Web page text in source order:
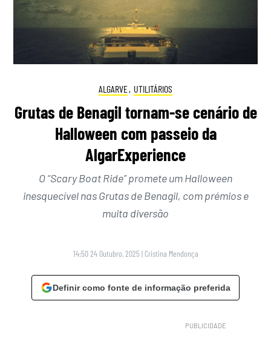
ALGARVE, UTILITÁRIOS
Grutas de Benagil tornam-se cenário de
Halloween com passeio da
AlgarExperience
O “Scary Boat Ride” promete um Halloween
inesquecível nas Grutas de Benagil, com prémios e
muita diversão
14:50 24 Outubro, 2025 | Cristina Mendonça
Definir como fonte de informação preferida